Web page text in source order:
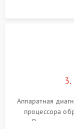
3.
Аппаратная
процессора
Проверка